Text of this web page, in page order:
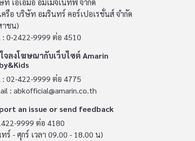
ท เอเอ็มอี อิมเมจิเนทีฟ จำกัด
ครือ บริษัท อมรินทร์ คอร์เปอเรชั่นส์ จำกัด
ชน)
: 0-2422-9999 ต่อ 4510
จลงโฆษณากับเว็บไซต์ Amarin
: 02-422-9999 ต่อ 4775
: abkofficial@amarin.co.th
an issue or send feedback
9999 ต่อ 4180
ร์ - ศุกร์ เวลา 09.00 - 18.00 น)